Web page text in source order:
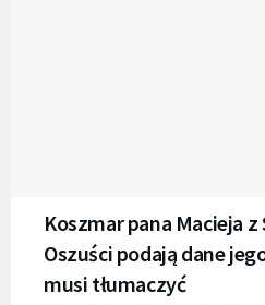
Koszmar pana Macieja
Oszuści podają dane
musi tłumaczyć